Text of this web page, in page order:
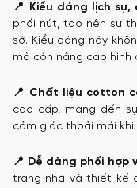
📍 Kiểu dáng lịch sự,
phối nút, tạo nên sự
sở. Kiểu dáng này
mà còn nâng cao hình
📍 Chất liệu cotton
cao cấp, mang đến
cảm giác thoải mái
📍 Dễ dàng phối hợp
trang nhã và thiết kế